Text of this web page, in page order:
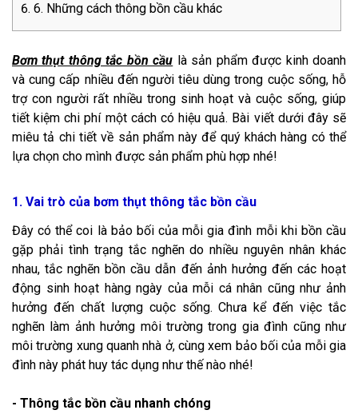
6. Những cách thông bồn cầu khác
Bơm thụt thông tắc bồn cầu là sản phẩm được kinh doanh
và cung cấp nhiều đến người tiêu dùng trong cuộc sống, hỗ
trợ con người rất nhiều trong sinh hoạt và cuộc sống, giúp
tiết kiệm chi phí một cách có hiệu quả. Bài viết dưới đây sẽ
miêu tả chi tiết về sản phẩm này để quý khách hàng có thể
lựa chọn cho mình được sản phẩm phù hợp nhé!
1. Vai trò của bơm thụt thông tắc bồn cầu
Đây có thể coi là bảo bối của mỗi gia đình mỗi khi bồn cầu
gặp phải tình trạng tắc nghẽn do nhiều nguyên nhân khác
nhau, tắc nghẽn bồn cầu dẫn đến ảnh hưởng đến các hoạt
động sinh hoạt hàng ngày của mỗi cá nhân cũng như ảnh
hưởng đến chất lượng cuộc sống. Chưa kể đến việc tắc
nghẽn làm ảnh hưởng môi trường trong gia đình cũng như
môi trường xung quanh nhà ở, cùng xem bảo bối của mỗi gia
đình này phát huy tác dụng như thế nào nhé!
- Thông tắc bồn cầu nhanh chóng